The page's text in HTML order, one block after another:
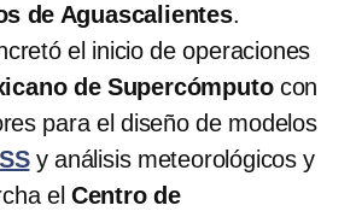
de Aguascalientes.
el inicio de operaciones
de Supercómputo con
para el diseño de modelos
y análisis meteorológicos y
el Centro de